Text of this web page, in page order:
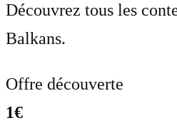
Découvrez tous les
Balkans.
Offre découverte
1€